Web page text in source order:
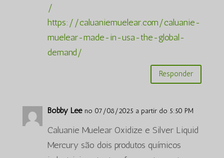
/
https://caluaniemuelear.com/caluanie-
muelear-made-in-usa-the-global-
demand/
Responder
Bobby Lee no 07/08/2025 a partir do 5:50 PM
Caluanie Muelear Oxidize e Silver Liquid
Mercury são dois produtos químicos